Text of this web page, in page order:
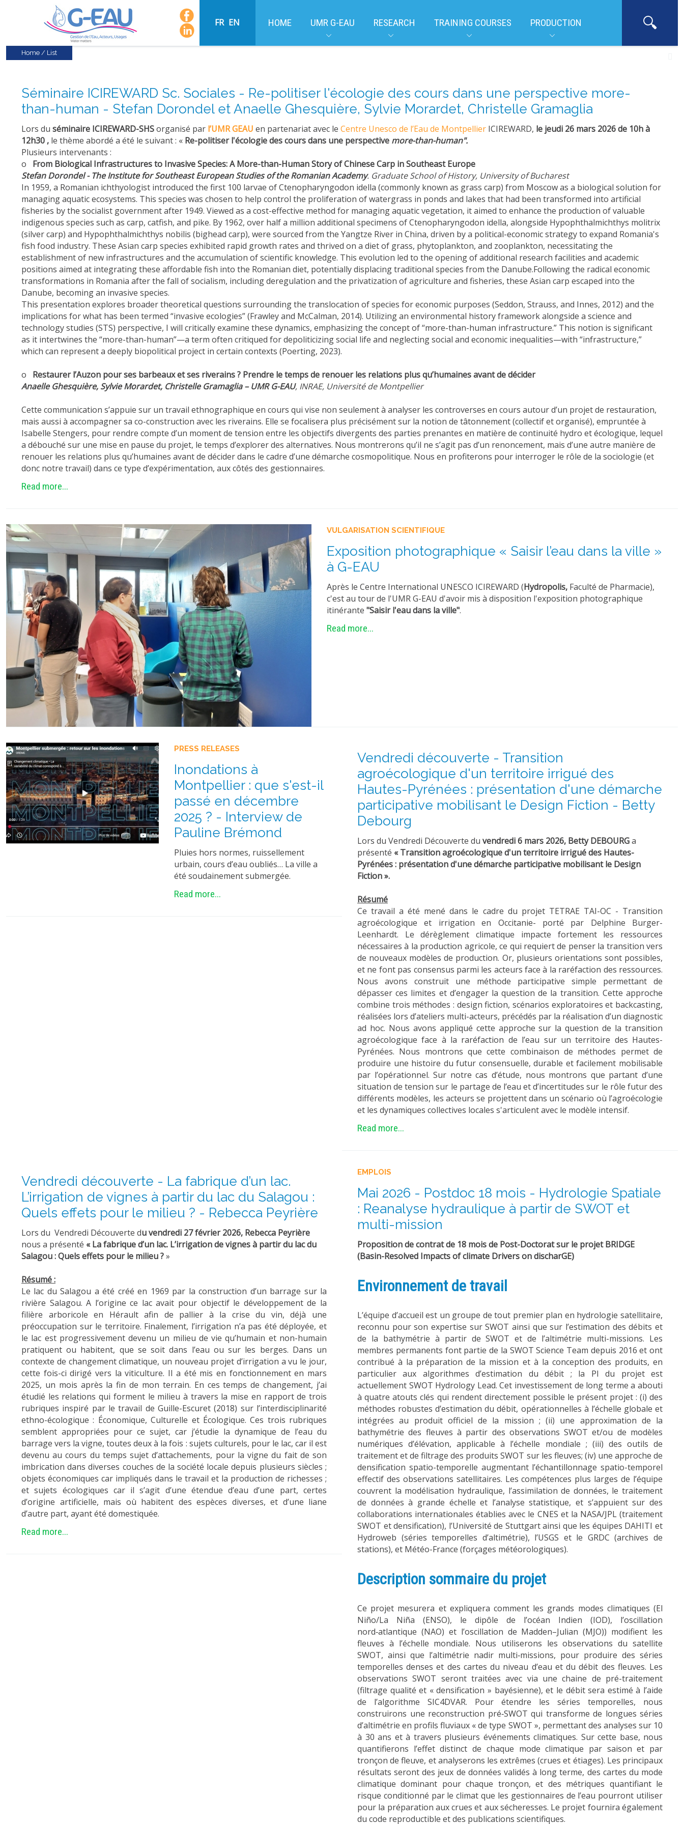
FR EN HOME UMR G-EAU RESEARCH TRAINING COURSES PRODUCTION
Home / List
Séminaire ICIREWARD Sc. Sociales - Re-politiser l'écologie des cours dans une perspective more-
than-human - Stefan Dorondel et Anaelle Ghesquière, Sylvie Morardet, Christelle Gramaglia
Lors du séminaire ICIREWARD-SHSorganisé par l’UMR GEAU en partenariat avec le Centre Unesco de l’Eau de Montpellier ICIREWARD, le jeudi 26 mars 2026de 10h à
12h30 , le thème abordé a été le suivant : « Re-politiser l'écologie des cours dans une perspective more-than-human".
Plusieurs intervenants :
o From Biological Infrastructures to Invasive Species: A More-than-Human Story of Chinese Carp in Southeast Europe
Stefan Dorondel - The Institute for Southeast European Studies of the Romanian Academy. Graduate School of History, University of Bucharest
In 1959, a Romanian ichthyologist introduced the first 100 larvae of Ctenopharyngodon idella (commonly known as grass carp) from Moscow as a biological solution for
managing aquatic ecosystems. This species was chosen to help control the proliferation of watergrass in ponds and lakes that had been transformed into artificial
fisheries by the socialist government after 1949. Viewed as a cost-effective method for managing aquatic vegetation, it aimed to enhance the production of valuable
indigenous species such as carp, catfish, and pike. By 1962, over half a million additional specimens of Ctenopharyngodon idella, alongside Hypophthalmichthys molitrix
(silver carp) and Hypophthalmichthys nobilis (bighead carp), were sourced from the Yangtze River in China, driven by a political-economic strategy to expand Romania's
fish food industry. These Asian carp species exhibited rapid growth rates and thrived on a diet of grass, phytoplankton, and zooplankton, necessitating the
establishment of new infrastructures and the accumulation of scientific knowledge. This evolution led to the opening of additional research facilities and academic
positions aimed at integrating these affordable fish into the Romanian diet, potentially displacing traditional species from the Danube.Following the radical economic
transformations in Romania after the fall of socialism, including deregulation and the privatization of agriculture and fisheries, these Asian carp escaped into the
Danube, becoming an invasive species.
This presentation explores broader theoretical questions surrounding the translocation of species for economic purposes (Seddon, Strauss, and Innes, 2012) and the
implications for what has been termed “invasive ecologies” (Frawley and McCalman, 2014). Utilizing an environmental history framework alongside a science and
technology studies (STS) perspective, I will critically examine these dynamics, emphasizing the concept of “more-than-human infrastructure.” This notion is significant
as it intertwines the “more-than-human”—a term often critiqued for depoliticizing social life and neglecting social and economic inequalities—with “infrastructure,”
which can represent a deeply biopolitical project in certain contexts (Poerting, 2023).
o Restaurer l’Auzon pour ses barbeaux et ses riverains ? Prendre le temps de renouer les relations plus qu’humaines avant de décider
Anaelle Ghesquière, Sylvie Morardet, Christelle Gramaglia – UMR G-EAU, INRAE, Université de Montpellier
Cette communication s’appuie sur un travail ethnographique en cours qui vise non seulement à analyser les controverses en cours autour d’un projet de restauration,
mais aussi à accompagner sa co-construction avec les riverains. Elle se focalisera plus précisément sur la notion de tâtonnement (collectif et organisé), empruntée à
Isabelle Stengers, pour rendre compte d’un moment de tension entre les objectifs divergents des parties prenantes en matière de continuité hydro et écologique, lequel
a débouché sur une mise en pause du projet, le temps d’explorer des alternatives. Nous montrerons qu’il ne s’agit pas d’un renoncement, mais d’une autre manière de
renouer les relations plus qu’humaines avant de décider dans le cadre d’une démarche cosmopolitique. Nous en profiterons pour interroger le rôle de la sociologie (et
donc notre travail) dans ce type d’expérimentation, aux côtés des gestionnaires.
Read more...
VULGARISATION SCIENTIFIQUE
Exposition photographique « Saisir l’eau dans la ville »
à G-EAU
Après le Centre International UNESCO ICIREWARD (Hydropolis, Faculté de Pharmacie),
c'est au tour de l'UMR G-EAU d'avoir mis à disposition l'exposition photographique
itinérante "Saisir l'eau dans la ville".
Read more...
PRESS RELEASES
Inondations à
Montpellier : que s'est-il
passé en décembre
2025 ? - Interview de
Pauline Brémond
Pluies hors normes, ruissellement
urbain, cours d’eau oubliés… La ville a
été soudainement submergée.
Read more...
Vendredi découverte - Transition
agroécologique d'un territoire irrigué des
Hautes-Pyrénées : présentation d'une démarche
participative mobilisant le Design Fiction - Betty
Debourg
Lors du Vendredi Découverte du vendredi 6 mars 2026, Betty DEBOURGa
présenté « Transition agroécologique d'un territoire irrigué des Hautes-
Pyrénées : présentation d'une démarche participative mobilisant le Design
Fiction ».
Résumé
Ce travail a été mené dans le cadre du projet TETRAE TAI-OC - Transition
agroécologique et irrigation en Occitanie- porté par Delphine Burger-
Leenhardt. Le dérèglement climatique impacte fortement les ressources
nécessaires à la production agricole, ce qui requiert de penser la transition vers
de nouveaux modèles de production. Or, plusieurs orientations sont possibles,
et ne font pas consensus parmi les acteurs face à la raréfaction des ressources.
Nous avons construit une méthode participative simple permettant de
dépasser ces limites et d’engager la question de la transition. Cette approche
combine trois méthodes : design fiction, scénarios exploratoires et backcasting,
réalisées lors d’ateliers multi-acteurs, précédés par la réalisation d’un diagnostic
ad hoc. Nous avons appliqué cette approche sur la question de la transition
agroécologique face à la raréfaction de l’eau sur un territoire des Hautes-
Pyrénées. Nous montrons que cette combinaison de méthodes permet de
produire une histoire du futur consensuelle, durable et facilement mobilisable
par l’opérationnel. Sur notre cas d’étude, nous montrons que partant d’une
situation de tension sur le partage de l’eau et d’incertitudes sur le rôle futur des
différents modèles, les acteurs se projettent dans un scénario où l’agroécologie
et les dynamiques collectives locales s'articulent avec le modèle intensif.
Read more...
Vendredi découverte - La fabrique d’un lac.
L’irrigation de vignes à partir du lac du Salagou :
Quels effets pour le milieu ? - Rebecca Peyrière
Lors du Vendredi Découverte du vendredi 27 février 2026, Rebecca Peyrière
nous a présenté « La fabrique d’un lac. L’irrigation de vignes à partir du lac du
Salagou : Quels effets pour le milieu ?»
Résumé :
Le lac du Salagou a été créé en 1969 par la construction d’un barrage sur la
rivière Salagou. A l’origine ce lac avait pour objectif le développement de la
filière arboricole en Hérault afin de pallier à la crise du vin, déjà une
préoccupation sur le territoire. Finalement, l’irrigation n’a pas été déployée, et
le lac est progressivement devenu un milieu de vie qu’humain et non-humain
pratiquent ou habitent, que se soit dans l’eau ou sur les berges. Dans un
contexte de changement climatique, un nouveau projet d’irrigation a vu le jour,
cette fois-ci dirigé vers la viticulture. Il a été mis en fonctionnement en mars
2025, un mois après la fin de mon terrain. En ces temps de changement, j’ai
étudié les relations qui forment le milieu à travers la mise en rapport de trois
rubriques inspiré par le travail de Guille-Escuret (2018) sur l’interdisciplinarité
ethno-écologique : Économique, Culturelle et Écologique. Ces trois rubriques
semblent appropriées pour ce sujet, car j’étudie la dynamique de l’eau du
barrage vers la vigne, toutes deux à la fois : sujets culturels, pour le lac, car il est
devenu au cours du temps sujet d’attachements, pour la vigne du fait de son
imbrication dans diverses couches de la société locale depuis plusieurs siècles ;
objets économiques car impliqués dans le travail et la production de richesses ;
et sujets écologiques car il s’agit d’une étendue d’eau d’une part, certes
d’origine artificielle, mais où habitent des espèces diverses, et d’une liane
d’autre part, ayant été domestiquée.
Read more...
EMPLOIS
Mai 2026 - Postdoc 18 mois - Hydrologie Spatiale
: Reanalyse hydraulique à partir de SWOT et
multi-mission
Proposition de contrat de 18 mois de Post-Doctorat sur le projet BRIDGE
(Basin-Resolved Impacts of climate Drivers on discharGE)
Environnement de travail
L’équipe d’accueil est un groupe de tout premier plan en hydrologie satellitaire,
reconnu pour son expertise sur SWOT ainsi que sur l’estimation des débits et
de la bathymétrie à partir de SWOT et de l’altimétrie multi-missions. Les
membres permanents font partie de la SWOT Science Team depuis 2016 et ont
contribué à la préparation de la mission et à la conception des produits, en
particulier aux algorithmes d’estimation du débit ; la PI du projet est
actuellement SWOT Hydrology Lead. Cet investissement de long terme a abouti
à quatre atouts clés qui rendent directement possible le présent projet : (i) des
méthodes robustes d’estimation du débit, opérationnelles à l’échelle globale et
intégrées au produit officiel de la mission ; (ii) une approximation de la
bathymétrie des fleuves à partir des observations SWOT et/ou de modèles
numériques d’élévation, applicable à l’échelle mondiale ; (iii) des outils de
traitement et de filtrage des produits SWOT sur les fleuves; (iv) une approche de
densification spatio-temporelle augmentant l’échantillonnage spatio-temporel
effectif des observations satellitaires. Les compétences plus larges de l’équipe
couvrent la modélisation hydraulique, l’assimilation de données, le traitement
de données à grande échelle et l’analyse statistique, et s’appuient sur des
collaborations internationales établies avec le CNES et la NASA/JPL (traitement
SWOT et densification), l’Université de Stuttgart ainsi que les équipes DAHITI et
Hydroweb (séries temporelles d’altimétrie), l’USGS et le GRDC (archives de
stations), et Météo-France (forçages météorologiques).
Description sommaire du projet
Ce projet mesurera et expliquera comment les grands modes climatiques (El
Niño/La Niña (ENSO), le dipôle de l’océan Indien (IOD), l’oscillation
nord‑atlantique (NAO) et l’oscillation de Madden–Julian (MJO)) modifient les
fleuves à l’échelle mondiale. Nous utiliserons les observations du satellite
SWOT, ainsi que l’altimétrie nadir multi‑missions, pour produire des séries
temporelles denses et des cartes du niveau d’eau et du débit des fleuves. Les
observations SWOT seront traitées avec via une chaine de pré-traitement
(filtrage qualité et « densification » bayésienne), et le débit sera estimé à l’aide
de l’algorithme SIC4DVAR. Pour étendre les séries temporelles, nous
construirons une reconstruction pré‑SWOT qui transforme de longues séries
d’altimétrie en profils fluviaux « de type SWOT », permettant des analyses sur 10
à 30 ans et à travers plusieurs événements climatiques. Sur cette base, nous
quantifierons l’effet distinct de chaque mode climatique par saison et par
tronçon de fleuve, et analyserons les extrêmes (crues et étiages). Les principaux
résultats seront des jeux de données validés à long terme, des cartes du mode
climatique dominant pour chaque tronçon, et des métriques quantifiant le
risque conditionné par le climat que les gestionnaires de l’eau pourront utiliser
pour la préparation aux crues et aux sécheresses. Le projet fournira également
du code reproductible et des publications scientifiques.